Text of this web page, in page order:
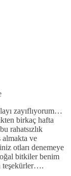
zayıflıyorum…
birkaç hafta
rahatsızlık
almakta ve
otları denemeye
bitkiler benim
teşekürler….